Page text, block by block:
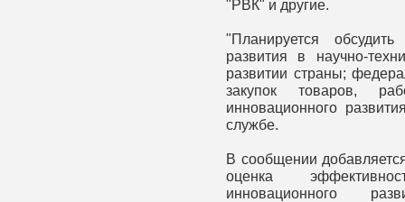
"РВК" и другие.
"Планируется
развития в научно-
развитии страны;
закупок товаров,
инновационного
службе.
В сообщении
оценка
инновационного